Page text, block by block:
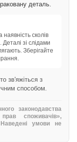
деталь.
наявність сколів
. Деталі зі слідами
Зберігайте
зв'яжіться з
способом.
законодавства
споживачів»,
умови не